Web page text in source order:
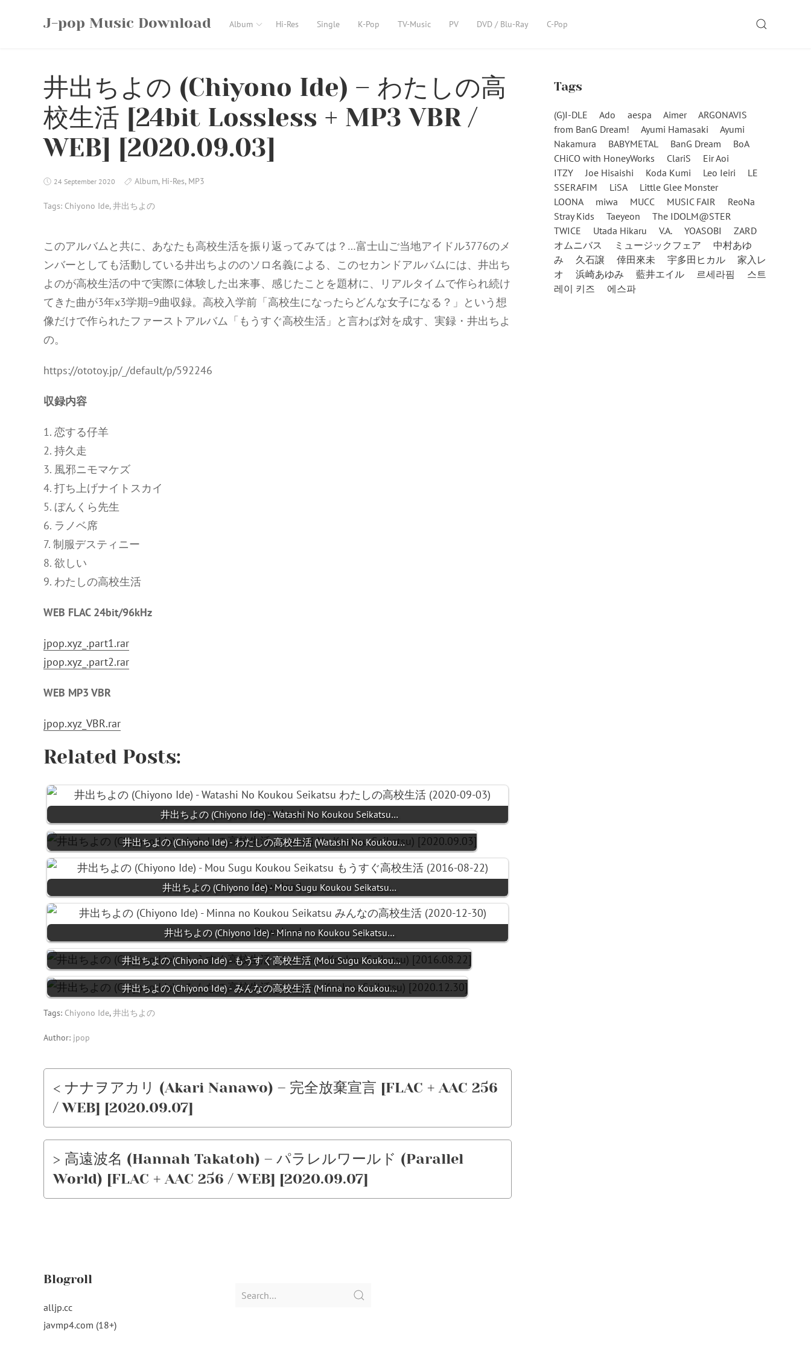
J-pop Music Download Album Hi-Res Single K-Pop TV-Music PV DVD / Blu-Ray C-Pop SEARCH
井出ちよの (Chiyono Ide) – わたしの高
校生活 [24bit Lossless + MP3 VBR /
WEB] [2020.09.03]
24 September 2020 Album, Hi-Res, MP3
Tags: Chiyono Ide,井出ちよの
このアルバムと共に、あなたも高校生活を振り返ってみては？…富士山ご当地アイドル3776のメ
ンバーとしても活動している井出ちよののソロ名義による、このセカンドアルバムには、井出ち
よのが高校生活の中で実際に体験した出来事、感じたことを題材に、リアルタイムで作られ続け
てきた曲が3年x3学期=9曲収録。高校入学前「高校生になったらどんな女子になる？」という想
像だけで作られたファーストアルバム「もうすぐ高校生活」と言わば対を成す、実録・井出ちよ
の。
https://ototoy.jp/_/default/p/592246
収録内容
1. 恋する仔羊
2. 持久走
3. 風邪ニモマケズ
4. 打ち上げナイトスカイ
5. ぼんくら先生
6. ラノベ席
7. 制服デスティニー
8. 欲しい
9. わたしの高校生活
WEB FLAC 24bit/96kHz
jpop.xyz_.part1.rar
jpop.xyz_.part2.rar
WEB MP3 VBR
jpop.xyz_VBR.rar
Related Posts:
井出ちよの (Chiyono Ide) - Watashi No Koukou Seikatsu…
井出ちよの (Chiyono Ide) - わたしの高校生活 (Watashi No Koukou…
井出ちよの (Chiyono Ide) - Mou Sugu Koukou Seikatsu…
井出ちよの (Chiyono Ide) - Minna no Koukou Seikatsu…
井出ちよの (Chiyono Ide) - もうすぐ高校生活 (Mou Sugu Koukou…
井出ちよの (Chiyono Ide) - みんなの高校生活 (Minna no Koukou…
Tags: Chiyono Ide,井出ちよの
Author: jpop
< ナナヲアカリ (Akari Nanawo) – 完全放棄宣言 [FLAC + AAC 256
/ WEB] [2020.09.07]
> 高遠波名 (Hannah Takatoh) – パラレルワールド (Parallel
World) [FLAC + AAC 256 / WEB] [2020.09.07]
Tags
(G)I-DLE Ado aespa Aimer
ARGONAVIS
from BanG Dream!
Ayumi Hamasaki
Ayumi
Nakamura
BABYMETAL BanG Dream
BoA
CHiCO with HoneyWorks
ClariS
Eir Aoi
ITZY
Joe Hisaishi Koda Kumi Leo Ieiri
LE
SSERAFIM
LiSA
Little Glee Monster
LOONA
miwa MUCC MUSIC FAIR
ReoNa
Stray Kids
Taeyeon
The IDOLM@STER
TWICE
Utada Hikaru V.A. YOASOBI
ZARD
オムニバス
ミュージックフェア
中村あゆ
み
久石譲 倖田來未 宇多田ヒカル
家入レ
オ
浜崎あゆみ 藍井エイル 르세라핌
스트
레이 키즈
에스파
Blogroll
alljp.cc
javmp4.com (18+)
Search